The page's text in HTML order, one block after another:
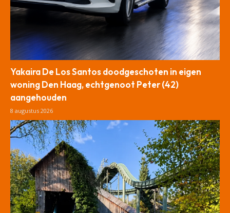
Yakaira De Los Santos doodgeschoten in eigen
woning Den Haag, echtgenoot Peter (42)
aangehouden
8 augustus 2026